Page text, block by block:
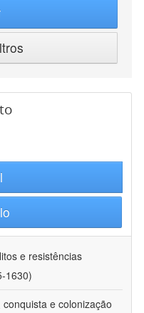
e resistências
1630)
e colonização